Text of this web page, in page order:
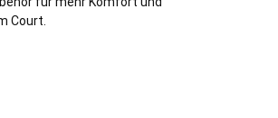
Court.